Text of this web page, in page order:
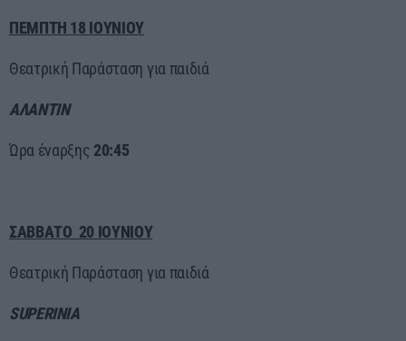
ΠΕΜΠΤΗ 18 ΙΟΥΝΙΟΥ
Θεατρική Παράσταση για παιδιά
ΑΛΑΝΤΙΝ
Ώρα έναρξης 20:45
ΣΑΒΒΑΤΟ 20 ΙΟΥΝΙΟΥ
Θεατρική Παράσταση για παιδιά
SUPERINIA